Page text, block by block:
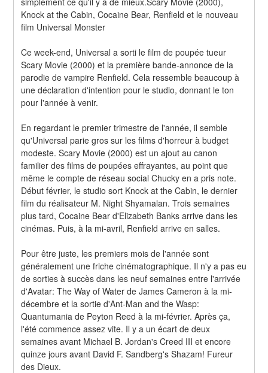
Knock at the Cabin, Cocaine Bear, Renfield et le nouveau
film Universal Monster
Ce week-end, Universal a sorti le film de poupée tueur
Scary Movie (2000) et la première bande-annonce de la
parodie de vampire Renfield. Cela ressemble beaucoup à
une déclaration d'intention pour le studio, donnant le ton
pour l'année à venir.
En regardant le premier trimestre de l'année, il semble
qu'Universal parie gros sur les films d'horreur à budget
modeste. Scary Movie (2000) est un ajout au canon
familier des films de poupées effrayantes, au point que
même le compte de réseau social Chucky en a pris note.
Début février, le studio sort Knock at the Cabin, le dernier
film du réalisateur M. Night Shyamalan. Trois semaines
plus tard, Cocaine Bear d'Elizabeth Banks arrive dans les
cinémas. Puis, à la mi-avril, Renfield arrive en salles.
Pour être juste, les premiers mois de l'année sont
généralement une friche cinématographique. Il n'y a pas eu
de sorties à succès dans les neuf semaines entre l'arrivée
d'Avatar: The Way of Water de James Cameron à la mi-
décembre et la sortie d'Ant-Man and the Wasp:
Quantumania de Peyton Reed à la mi-février. Après ça,
l'été commence assez vite. Il y a un écart de deux
semaines avant Michael B. Jordan's Creed III et encore
quinze jours avant David F. Sandberg's Shazam! Fureur
des Dieux.